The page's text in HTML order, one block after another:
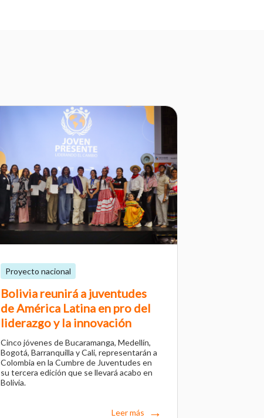
Proyecto nacional
Bolivia reunirá a juventudes
de América Latina en pro del
liderazgo y la innovación
Cinco jóvenes de Bucaramanga, Medellín,
Bogotá, Barranquilla y Cali, representarán a
Colombia en la Cumbre de Juventudes en
su tercera edición que se llevará acabo en
Bolivia.
Leer más